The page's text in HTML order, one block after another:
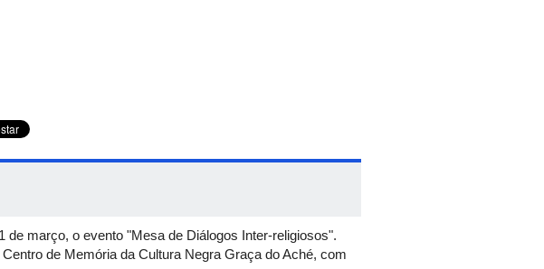
março, o evento "Mesa de Diálogos Inter-religiosos".
de Memória da Cultura Negra Graça do Aché, com